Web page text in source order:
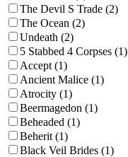
The Devil S Trade (2)
The Ocean (2)
Undeath (2)
5 Stabbed 4 Corpses (1)
Accept (1)
Ancient Malice (1)
Atrocity (1)
Beermagedon (1)
Beheaded (1)
Beherit (1)
Black Veil Brides (1)